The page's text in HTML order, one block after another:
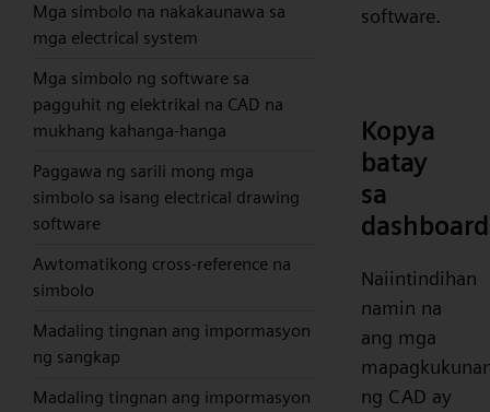
Mga simbolo na nakakaunawa sa
mga electrical system
Mga simbolo ng software sa
pagguhit ng elektrikal na CAD na
mukhang kahanga-hanga
Paggawa ng sarili mong mga
simbolo sa isang electrical drawing
software
Awtomatikong cross-reference na
simbolo
Madaling tingnan ang impormasyon
ng sangkap
Madaling tingnan ang impormasyon
software.
Kopya
batay
sa
dashboard
Naiintindihan
namin na
ang mga
ng CAD ay